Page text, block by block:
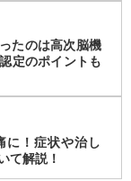
たのは高次脳機
定のポイントも
に！症状や治し
て解説！